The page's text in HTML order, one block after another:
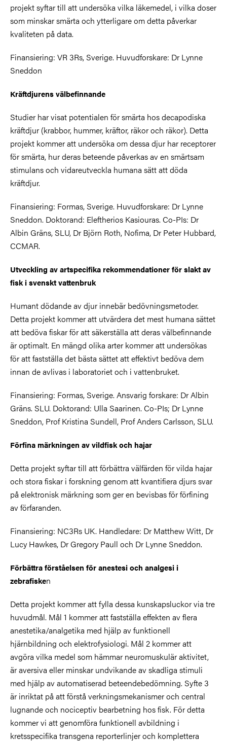
projekt syftar till att undersöka vilka läkemedel, i vilka doser
som minskar smärta och ytterligare om detta påverkar
kvaliteten på data.
Finansiering: VR 3Rs, Sverige. Huvudforskare: Dr Lynne
Sneddon
Kräftdjurens välbefinnande
Studier har visat potentialen för smärta hos decapodiska
kräftdjur (krabbor, hummer, kräftor, räkor och räkor). Detta
projekt kommer att undersöka om dessa djur har receptorer
för smärta, hur deras beteende påverkas av en smärtsam
stimulans och vidareutveckla humana sätt att döda
kräftdjur.
Finansiering: Formas, Sverige. Huvudforskare: Dr Lynne
Sneddon. Doktorand: Eleftherios Kasiouras. Co-PIs: Dr
Albin Gräns, SLU, Dr Björn Roth, Nofima, Dr Peter Hubbard,
CCMAR.
Utveckling av artspecifika rekommendationer för slakt av
fisk i svenskt vattenbruk
Humant dödande av djur innebär bedövningsmetoder.
Detta projekt kommer att utvärdera det mest humana sättet
att bedöva fiskar för att säkerställa att deras välbefinnande
är optimalt. En mängd olika arter kommer att undersökas
för att fastställa det bästa sättet att effektivt bedöva dem
innan de avlivas i laboratoriet och i vattenbruket.
Finansiering: Formas, Sverige. Ansvarig forskare: Dr Albin
Gräns. SLU. Doktorand: Ulla Saarinen. Co-PIs; Dr Lynne
Sneddon, Prof Kristina Sundell, Prof Anders Carlsson, SLU.
Förfina märkningen av vildfisk och hajar
Detta projekt syftar till att förbättra välfärden för vilda hajar
och stora fiskar i forskning genom att kvantifiera djurs svar
på elektronisk märkning som ger en bevisbas för förfining
av förfaranden.
Finansiering: NC3Rs UK. Handledare: Dr Matthew Witt, Dr
Lucy Hawkes, Dr Gregory Paull och Dr Lynne Sneddon.
Förbättra förståelsen för anestesi och analgesi i
zebrafisken
Detta projekt kommer att fylla dessa kunskapsluckor via tre
huvudmål. Mål 1 kommer att fastställa effekten av flera
anestetika/analgetika med hjälp av funktionell
hjärnbildning och elektrofysiologi. Mål 2 kommer att
avgöra vilka medel som hämmar neuromuskulär aktivitet,
är aversiva eller minskar undvikande av skadliga stimuli
med hjälp av automatiserad beteendebedömning. Syfte 3
är inriktat på att förstå verkningsmekanismer och central
lugnande och nociceptiv bearbetning hos fisk. För detta
kommer vi att genomföra funktionell avbildning i
kretsspecifika transgena reporterlinjer och komplettera